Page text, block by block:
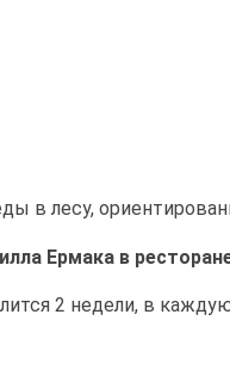
в лесу,
Ермака в
2 недели, в